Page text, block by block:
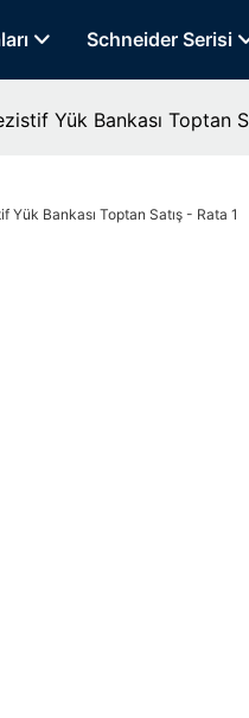
Schneider Serisi
Yük Bankası Toptan